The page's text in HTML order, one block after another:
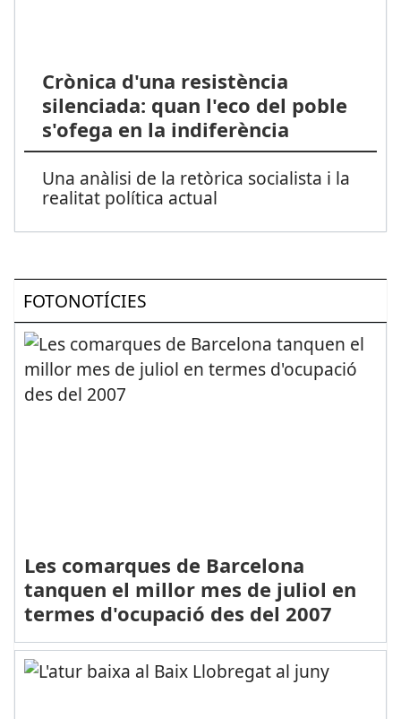
Crònica d'una resistència
silenciada: quan l'eco del poble
s'ofega en la indiferència
Una anàlisi de la retòrica socialista i la
realitat política actual
FOTONOTÍCIES
Les comarques de Barcelona
tanquen el millor mes de juliol en
termes d'ocupació des del 2007